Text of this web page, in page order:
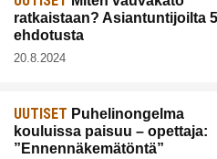
ratkaistaan? Asiantuntijoilta 5
ehdotusta
20.8.2024
UUTISET Puhelinongelma
kouluissa paisuu – opettaja:
”Ennennäkemätöntä”